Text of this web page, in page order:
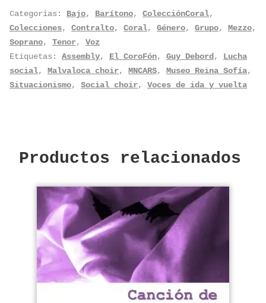
Categorías: Bajo, Barítono, ColecciónCoral,
Colecciones, Contralto, Coral, Género, Grupo, Mezzo,
Soprano, Tenor, Voz
Etiquetas: Assembly, El CoroFón, Guy Debord , Lucha
social, Malvaloca choir, MNCARS, Museo Reina Sofía,
Situacionismo, Social choir, Voces de ida y vuelta
Productos relacionados